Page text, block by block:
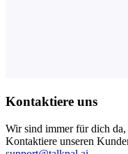
Kontaktiere uns
Wir sind immer für dich
Kontaktiere unseren